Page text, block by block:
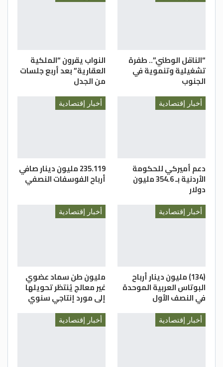
“الناقل الوطني”.. طفرة
تشغيلية وتنموية في
الجنوب
النواب يقرون “الملكية
العقارية” بعد أربع جلسات
من الجدل
أخبار إقتصادية
دعم أميركي للحكومة
الأردنية بـ 354.6 مليون
دولار
أخبار إقتصادية
235.119 مليون دينار صافي
أرباح الفوسفات النصفي
أخبار إقتصادية
(134) مليون دينار أرباح
البوتاس العربية الموحدة
في النصف الأول
أخبار إقتصادية
مليون طن سماد عضوي
غير معالج يُنتظر تحويلها
إلى مورد إنتاجي سنوي
أخبار إقتصادية أخبار إقتصادية